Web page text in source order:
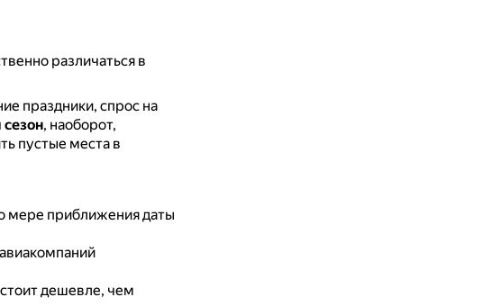
различаться в
праздники, спрос на
, наоборот,
пустые места в
мере приближения даты
дешевле, чем